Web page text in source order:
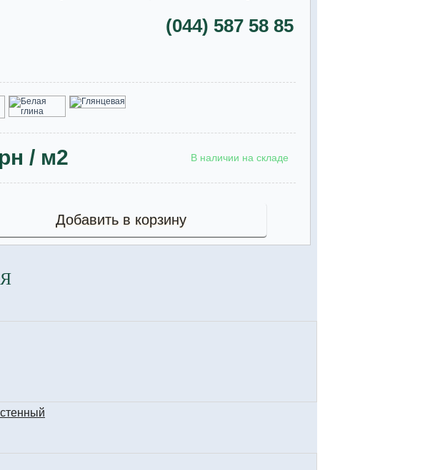
(044) 587 58 85
/ м2 В наличии на складе
Добавить в корзину